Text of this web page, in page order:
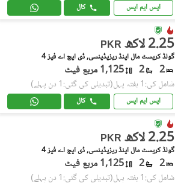
ایس ایم ایس کال
PKR 2.25 لاکھ
گولڈ کریسٹ مال اینڈ ریزیڈینسی, ڈی ایچ اے فیز 4
2
2 1,125 مربع فیٹ
شامل کی:1 ہفتہ پہل (تبدیلی کی گئی:1 دن پہلے)
ایس ایم ایس کال
PKR 2.25 لاکھ
گولڈ کریسٹ مال اینڈ ریزیڈینسی, ڈی ایچ اے فیز 4
2
2 1,125 مربع فیٹ
شامل کی:1 ہفتہ پہل (تبدیلی کی گئی:1 دن پہلے)